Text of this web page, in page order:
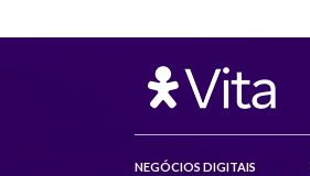
NEGÓCIOS DIGITAIS